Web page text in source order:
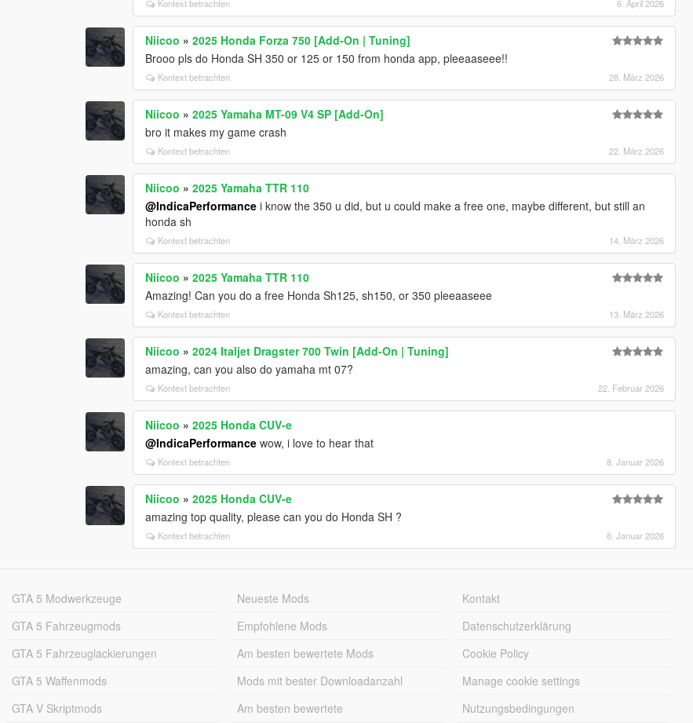
Kontext betrachten 6. April 2026
Niicoo »2025 Honda Forza 750 [Add-On | Tuning]
Brooo pls do Honda SH 350 or 125 or 150 from honda app, pleeaaseee!!
Kontext betrachten 28. März 2026
Niicoo »2025 Yamaha MT-09 V4 SP [Add-On]
bro it makes my game crash
Kontext betrachten 22. März 2026
Niicoo »2025 Yamaha TTR 110
@IndicaPerformance i know the 350 u did, but u could make a free one, maybe different, but still an
honda sh
Kontext betrachten 14. März 2026
Niicoo »2025 Yamaha TTR 110
Amazing! Can you do a free Honda Sh125, sh150, or 350 pleeaaseee
Kontext betrachten 13. März 2026
Niicoo »2024 Italjet Dragster 700 Twin [Add-On | Tuning]
amazing, can you also do yamaha mt 07?
Kontext betrachten 22. Februar 2026
Niicoo »2025 Honda CUV-e
@IndicaPerformance wow, i love to hear that
Kontext betrachten 8. Januar 2026
Niicoo »2025 Honda CUV-e
amazing top quality, please can you do Honda SH ?
Kontext betrachten 8. Januar 2026
GTA 5 Modwerkzeuge
GTA 5 Fahrzeugmods
GTA 5 Fahrzeuglackierungen
GTA 5 Waffenmods
GTA V Skriptmods
Neueste Mods
Empfohlene Mods
Am besten bewertete Mods
Mods mit bester Downloadanzahl
Am besten bewertete
Kontakt
Datenschutzerklärung
Cookie Policy
Manage cookie settings
Nutzungsbedingungen